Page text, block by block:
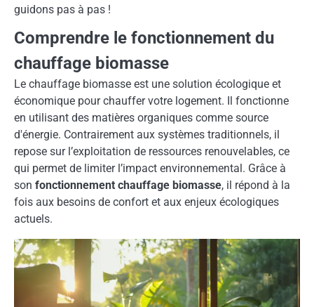
guidons pas à pas !
Comprendre le fonctionnement du
chauffage biomasse
Le chauffage biomasse est une solution écologique et
économique pour chauffer votre logement. Il fonctionne
en utilisant des matières organiques comme source
d'énergie. Contrairement aux systèmes traditionnels, il
repose sur l’exploitation de ressources renouvelables, ce
qui permet de limiter l’impact environnemental. Grâce à
son fonctionnement chauffage biomasse, il répond à la
fois aux besoins de confort et aux enjeux écologiques
actuels.